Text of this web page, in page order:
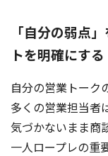
「自分の弱点
トを明確にする
自分の営業トーク
多くの営業担当者
気づかないまま商
一人ロープレの重